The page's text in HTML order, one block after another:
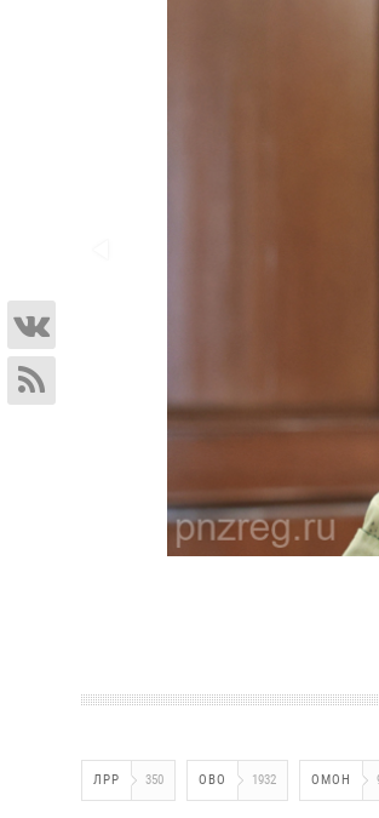
ЛРР 350 ОВО 1932 ОМОН